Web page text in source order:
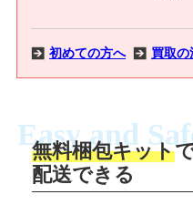
初めての方へ 買取の
商品撮影
LINEの友だち追加・査定
Easy and
無料梱包キット
配送できる